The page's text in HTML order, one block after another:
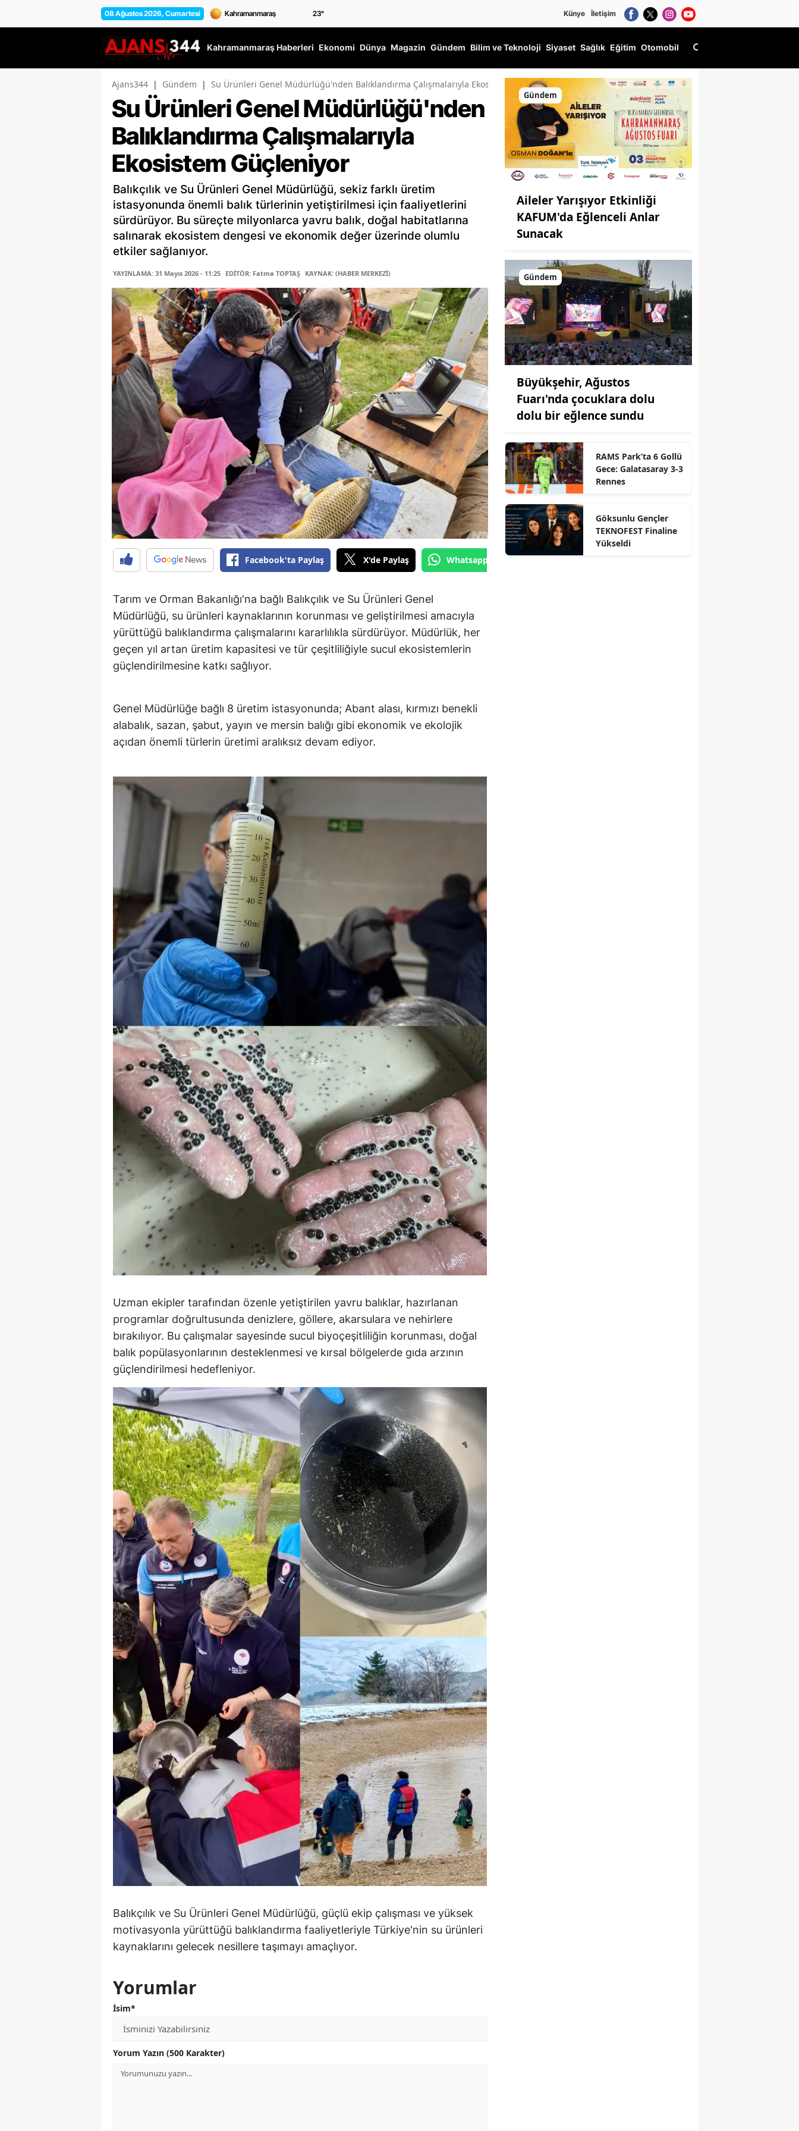
08 Ağustos 2026, Cumartesi 23° Künye İletişim
Kahramanmaraş Haberleri Ekonomi Dünya Magazin Gündem Bilim ve Teknoloji Siyaset Sağlık Eğitim Otomobil
Ajans344 | Gündem | Su Ürünleri Genel Müdürlüğü'nden Balıklandırma Çalışmalarıyla Ekosistem Güçleniyor
Su Ürünleri Genel Müdürlüğü'nden
Balıklandırma Çalışmalarıyla
Ekosistem Güçleniyor
Balıkçılık ve Su Ürünleri Genel Müdürlüğü, sekiz farklı üretim
istasyonunda önemli balık türlerinin yetiştirilmesi için faaliyetlerini
sürdürüyor. Bu süreçte milyonlarca yavru balık, doğal habitatlarına
salınarak ekosistem dengesi ve ekonomik değer üzerinde olumlu
etkiler sağlanıyor.
YAYINLAMA: 31 Mayıs 2026 - 11:25 EDİTÖR: Fatma TOPTAŞ KAYNAK: (HABER MERKEZİ)
Facebook'ta Paylaş X'de Paylaş Whatsapp'tan Gönder
Tarım ve Orman Bakanlığı'na bağlı Balıkçılık ve Su Ürünleri Genel
Müdürlüğü, su ürünleri kaynaklarının korunması ve geliştirilmesi amacıyla
yürüttüğü balıklandırma çalışmalarını kararlılıkla sürdürüyor. Müdürlük, her
geçen yıl artan üretim kapasitesi ve tür çeşitliliğiyle sucul ekosistemlerin
güçlendirilmesine katkı sağlıyor.
Genel Müdürlüğe bağlı 8 üretim istasyonunda; Abant alası, kırmızı benekli
alabalık, sazan, şabut, yayın ve mersin balığı gibi ekonomik ve ekolojik
açıdan önemli türlerin üretimi aralıksız devam ediyor.
Uzman ekipler tarafından özenle yetiştirilen yavru balıklar, hazırlanan
programlar doğrultusunda denizlere, göllere, akarsulara ve nehirlere
bırakılıyor. Bu çalışmalar sayesinde sucul biyoçeşitliliğin korunması, doğal
balık popülasyonlarının desteklenmesi ve kırsal bölgelerde gıda arzının
güçlendirilmesi hedefleniyor.
Balıkçılık ve Su Ürünleri Genel Müdürlüğü, güçlü ekip çalışması ve yüksek
motivasyonla yürüttüğü balıklandırma faaliyetleriyle Türkiye'nin su ürünleri
kaynaklarını gelecek nesillere taşımayı amaçlıyor.
Yorumlar
İsim*
Yorum Yazın (500 Karakter)
Gündem
Aileler Yarışıyor Etkinliği
KAFUM'da Eğlenceli Anlar
Sunacak
Gündem
Büyükşehir, Ağustos
Fuarı'nda çocuklara dolu
dolu bir eğlence sundu
RAMS Park’ta 6 Gollü
Gece: Galatasaray 3-3
Rennes
Göksunlu Gençler
TEKNOFEST Finaline
Yükseldi